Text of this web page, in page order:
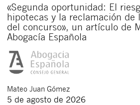
«Segunda oportunidad: El
hipotecas y la reclamación de
del concurso», un artículo de
Abogacía Española
Mateo Juan Gómez
5 de agosto de 2026